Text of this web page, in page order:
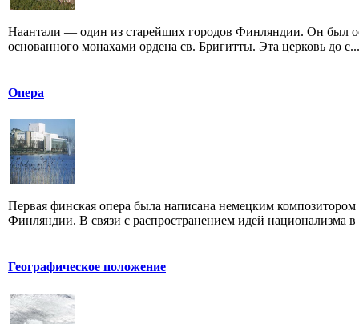
Наантали — один из старейших городов Финляндии. Он был
основанного монахами ордена св. Бригитты. Эта церковь до с...
Опера
Первая финская опера была написана немецким
Финляндии. В связи с распространением идей национализма в
Географическое положение